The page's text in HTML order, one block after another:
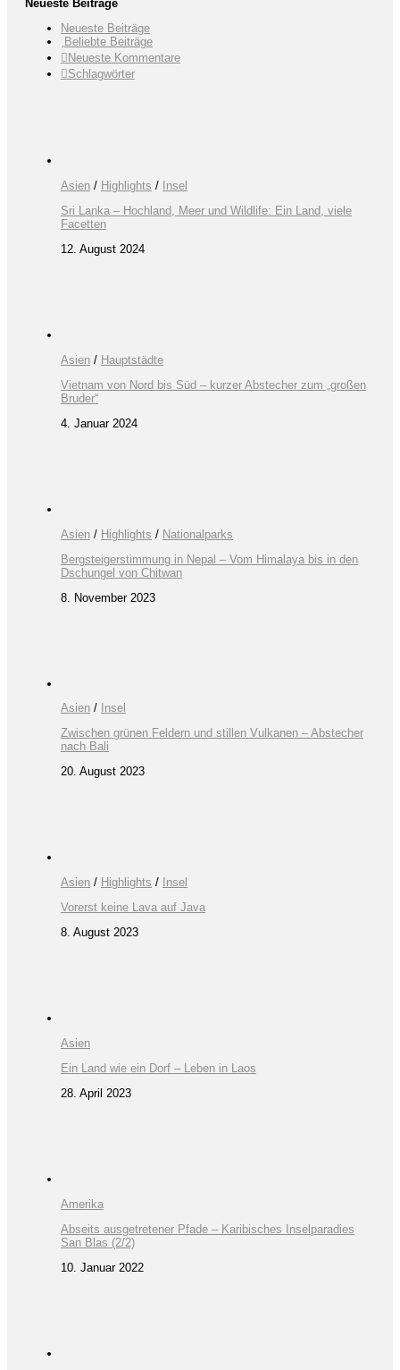
Neueste Beiträge
Neueste Beiträge
Beliebte Beiträge
Neueste Kommentare
Schlagwörter
Asien / Highlights / Insel
Sri Lanka – Hochland, Meer und Wildlife: Ein Land, viele
Facetten
12. August 2024
Asien / Hauptstädte
Vietnam von Nord bis Süd – kurzer Abstecher zum „großen
Bruder“
4. Januar 2024
Asien / Highlights / Nationalparks
Bergsteigerstimmung in Nepal – Vom Himalaya bis in den
Dschungel von Chitwan
8. November 2023
Asien / Insel
Zwischen grünen Feldern und stillen Vulkanen – Abstecher
nach Bali
20. August 2023
Asien / Highlights / Insel
Vorerst keine Lava auf Java
8. August 2023
Asien
Ein Land wie ein Dorf – Leben in Laos
28. April 2023
Amerika
Abseits ausgetretener Pfade – Karibisches Inselparadies
San Blas (2/2)
10. Januar 2022